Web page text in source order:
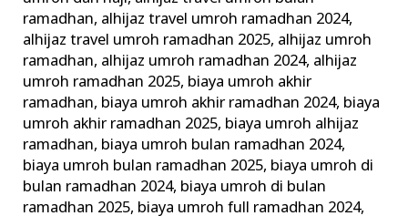
ramadhan, alhijaz travel umroh ramadhan 2024,
alhijaz travel umroh ramadhan 2025, alhijaz umroh
ramadhan, alhijaz umroh ramadhan 2024, alhijaz
umroh ramadhan 2025, biaya umroh akhir
ramadhan, biaya umroh akhir ramadhan 2024, biaya
umroh akhir ramadhan 2025, biaya umroh alhijaz
ramadhan, biaya umroh bulan ramadhan 2024,
biaya umroh bulan ramadhan 2025, biaya umroh di
bulan ramadhan 2024, biaya umroh di bulan
ramadhan 2025, biaya umroh full ramadhan 2024,